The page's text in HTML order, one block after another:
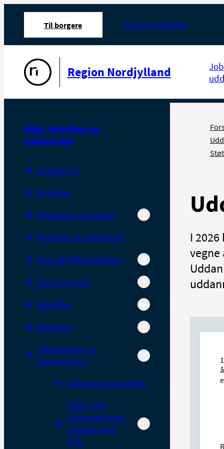
Til borgere Til sundhedsfaglige
Region Nordjylland
Miljø, Mobilitet og
Uddannelse
Kontakt os
Nyheder
Strategier og planer
Analyser og rapporter
Søg udviklingsmidler
Jord og Vand
Råstoffer
Mobilitet
Uddannelse og
Kompetence
Uddannelsesindblik
2030 - Nyt
uddannelsesla
ndskab med
EPX
I
vegne